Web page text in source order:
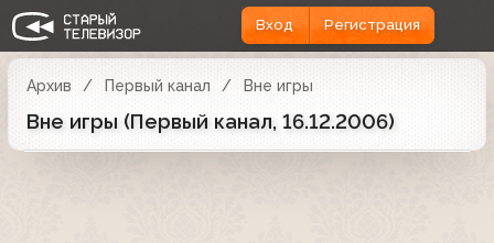
Вход Регистрация
Архив Первый канал Вне игры
Вне игры (Первый канал, 16.12.2006)